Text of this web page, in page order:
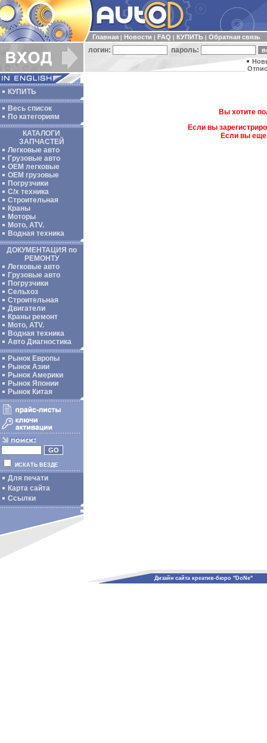
Главная Новости FAQ КУПИТЬ Обратная связь
логин: пароль:
КУПИТЬ
Весь список
По категориям
КАТАЛОГИ
ЗАПЧАСТЕЙ
Легковые авто
Грузовые авто
ОЕМ легковые
OEM грузовые
Погрузчики
С/х техника
Строительная
Краны
Моторы
Мото, ATV.
Водная техника
ДОКУМЕНТАЦИЯ по
РЕМОНТУ
Легковые авто
Грузовые авто
Погрузчики
Сельхоз
Строительная
Двигатели
Краны ремонт
Мото, ATV.
Водная техника
Авто Диагностика
Рынок Европы
Рынок Азии
Рынок Америки
Рынок Японии
Рынок Китая
ИСКАТЬ ВЕЗДЕ
Для печати
Карта сайта
Ссылки
Вы хотите
Если вы
Если вы еще
Дизайн сайта креатив-бюро "DoNe"